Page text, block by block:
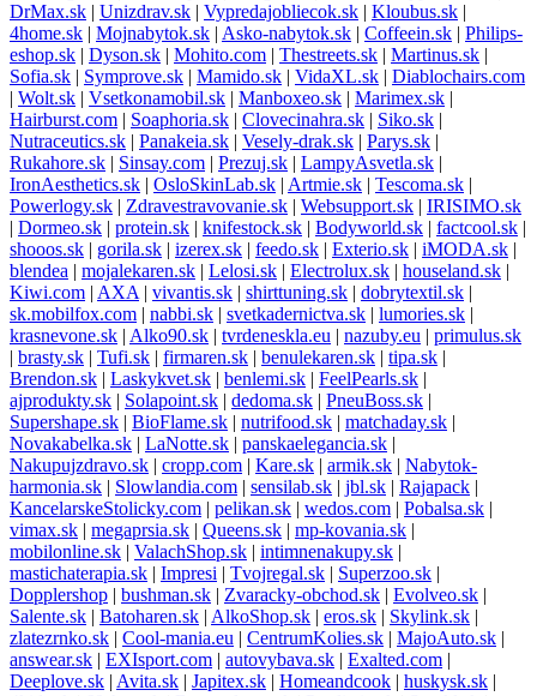
DrMax.sk | Unizdrav.sk | Vypredajobliecok.sk | Kloubus.sk |
4home.sk | Mojnabytok.sk | Asko-nabytok.sk | Coffeein.sk | Philips-
eshop.sk | Dyson.sk | Mohito.com | Thestreets.sk | Martinus.sk |
Sofia.sk | Symprove.sk | Mamido.sk | VidaXL.sk | Diablochairs.com
| Wolt.sk | Vsetkonamobil.sk | Manboxeo.sk | Marimex.sk |
Hairburst.com | Soaphoria.sk | Clovecinahra.sk | Siko.sk |
Nutraceutics.sk | Panakeia.sk | Vesely-drak.sk | Parys.sk |
Rukahore.sk | Sinsay.com | Prezuj.sk | LampyAsvetla.sk |
IronAesthetics.sk | OsloSkinLab.sk | Artmie.sk | Tescoma.sk |
Powerlogy.sk | Zdravestravovanie.sk | Websupport.sk | IRISIMO.sk
| Dormeo.sk | protein.sk | knifestock.sk | Bodyworld.sk | factcool.sk |
shooos.sk | gorila.sk | izerex.sk | feedo.sk | Exterio.sk | iMODA.sk |
blendea | mojalekaren.sk | Lelosi.sk | Electrolux.sk | houseland.sk |
Kiwi.com | AXA | vivantis.sk | shirttuning.sk | dobrytextil.sk |
sk.mobilfox.com | nabbi.sk | svetkadernictva.sk | lumories.sk |
krasnevone.sk | Alko90.sk | tvrdeneskla.eu | nazuby.eu | primulus.sk
| brasty.sk | Tufi.sk | firmaren.sk | benulekaren.sk | tipa.sk |
Brendon.sk | Laskykvet.sk | benlemi.sk | FeelPearls.sk |
ajprodukty.sk | Solapoint.sk | dedoma.sk | PneuBoss.sk |
Supershape.sk | BioFlame.sk | nutrifood.sk | matchaday.sk |
Novakabelka.sk | LaNotte.sk | panskaelegancia.sk |
Nakupujzdravo.sk | cropp.com | Kare.sk | armik.sk | Nabytok-
harmonia.sk | Slowlandia.com | sensilab.sk | jbl.sk | Rajapack |
KancelarskeStolicky.com | pelikan.sk | wedos.com | Pobalsa.sk |
vimax.sk | megaprsia.sk | Queens.sk | mp-kovania.sk |
mobilonline.sk | ValachShop.sk | intimnenakupy.sk |
mastichaterapia.sk | Impresi | Tvojregal.sk | Superzoo.sk |
Dopplershop | bushman.sk | Zvaracky-obchod.sk | Evolveo.sk |
Salente.sk | Batoharen.sk | AlkoShop.sk | eros.sk | Skylink.sk |
zlatezrnko.sk | Cool-mania.eu | CentrumKolies.sk | MajoAuto.sk |
answear.sk | EXIsport.com | autovybava.sk | Exalted.com |
Deeplove.sk | Avita.sk | Japitex.sk | Homeandcook | huskysk.sk |